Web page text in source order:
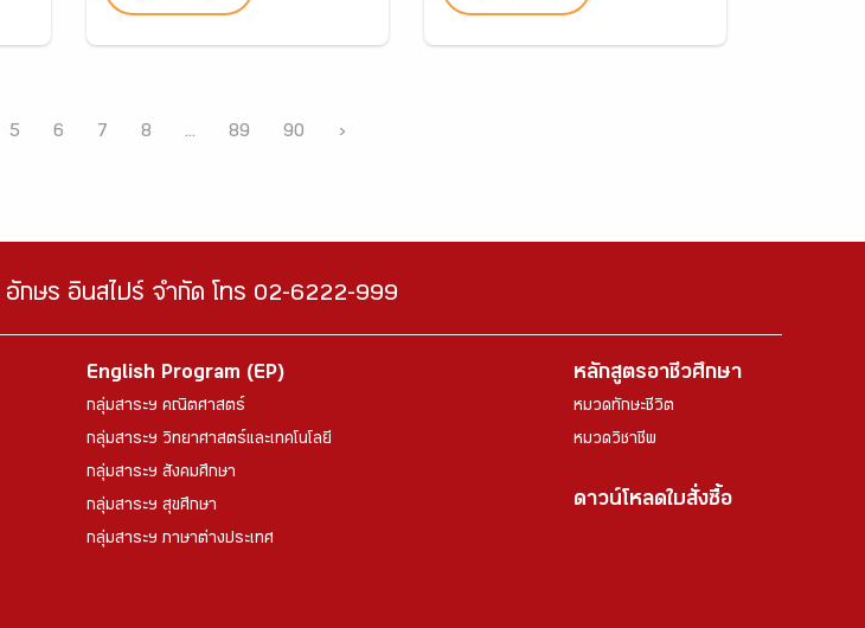
5 6 7 8 ... 89 90 ›
กษร อินสไปร์ จำกัด โทร 02-6222-999
English Program (EP)
กลุ่มสาระฯ คณิตศาสตร์
กลุ่มสาระฯ วิทยาศาสตร์และเทคโนโลยี
กลุ่มสาระฯ สังคมศึกษา
กลุ่มสาระฯ สุขศึกษา
กลุ่มสาระฯ ภาษาต่างประเทศ
หลักสูตรอาชีวศึกษา
หมวดทักษะชีวิต
หมวดวิชาชีพ
ดาวน์โหลดใบสั่งซื้อ